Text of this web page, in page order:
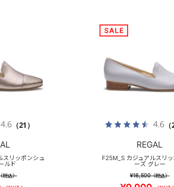
4.6（21）
スリッポンシュ
ルド
税込）
4.6（
REGAL
F25M_S カジュアルスリ
ーズ グレー
¥16,500（税込）